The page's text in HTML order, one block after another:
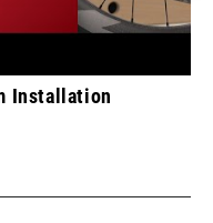
Installation